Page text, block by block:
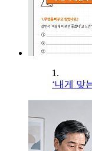
1.
‘내게 맞